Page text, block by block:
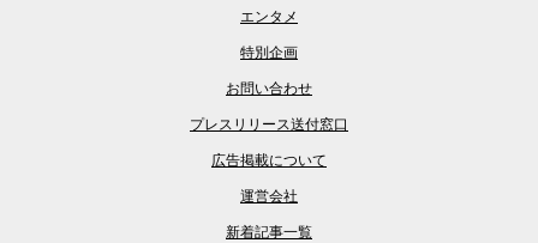
エンタメ
特別企画
お問い合わせ
プレスリリース送付窓口
広告掲載について
運営会社
新着記事一覧